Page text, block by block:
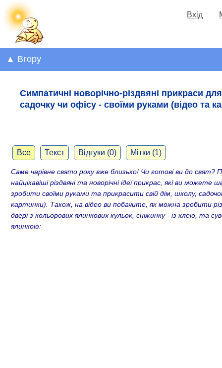
Вхід
▲ Вгору
Симпатичні новорічно-різдвяні прикраси
садочку чи офісу - своїми руками (відео та
Все Текст Відгуки (0) Мітки (1)
Саме чарівне свято року вже близько! Чи готові ви до свят?
найцікавіші різдвяні та новорічні ідеї прикрас , які ви можете
зробити своїми руками та прикрасити свій дім, школу,
картинки). Також, на відео ви побачите, як можна зробити
двері з кольорових ялинкових кульок, сніжинку - із клею, та
ялинкою: